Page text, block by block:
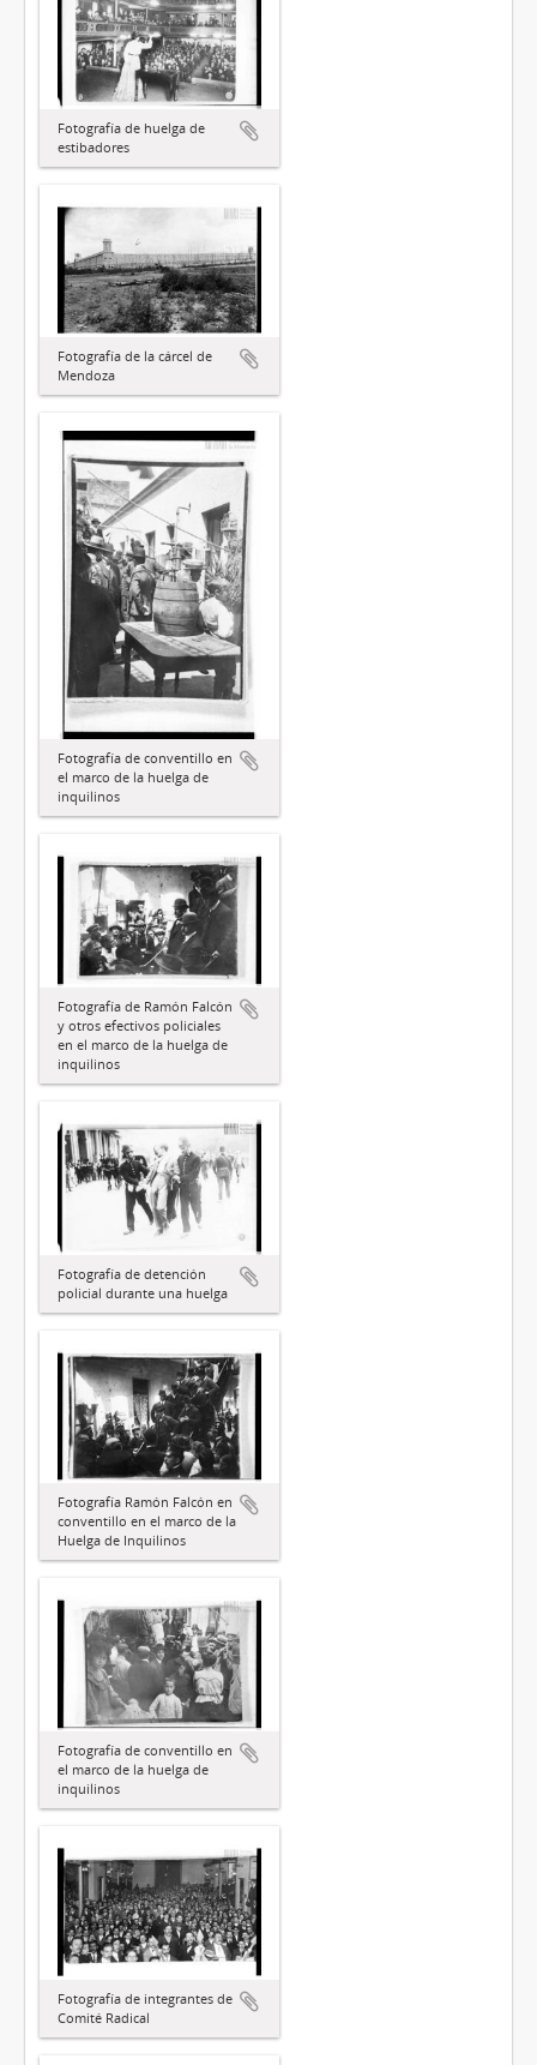
Fotografía de huelga de
estibadores
Fotografía de la cárcel de
Mendoza
Fotografía de conventillo en
el marco de la huelga de
inquilinos
Fotografía de Ramón Falcón
y otros efectivos policiales
en el marco de la huelga de
inquilinos
Fotografía de detención
policial durante una huelga
Fotografía Ramón Falcón en
conventillo en el marco de la
Huelga de Inquilinos
Fotografía de conventillo en
el marco de la huelga de
inquilinos
Fotografía de integrantes de
Comité Radical